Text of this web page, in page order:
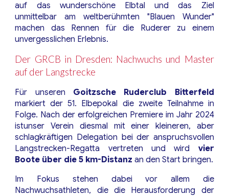
auf das wunderschöne Elbtal und das Ziel
unmittelbar am weltberühmten "Blauen Wunder"
machen das Rennen für die Ruderer zu einem
unvergesslichen Erlebnis.
Der GRCB in Dresden: Nachwuchs und Master
auf der Langstrecke
Für unseren Goitzsche Ruderclub Bitterfeld
markiert der 51. Elbepokal die zweite Teilnahme in
Folge. Nach der erfolgreichen Premiere im Jahr 2024
istunser Verein diesmal mit einer kleineren, aber
schlagkräftigen Delegation bei der anspruchsvollen
Langstrecken-Regatta vertreten und wird vier
Boote über die 5 km-Distanz an den Start bringen.
Im Fokus stehen dabei vor allem die
Nachwuchsathleten, die die Herausforderung der